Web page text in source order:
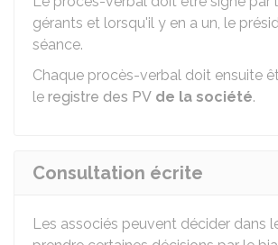
gérants et lorsqu'il y en a un, le
séance.
Chaque procès-verbal doit ensuite
le registre des PV de la société.
Consultation écrite
Les associés peuvent décider dans